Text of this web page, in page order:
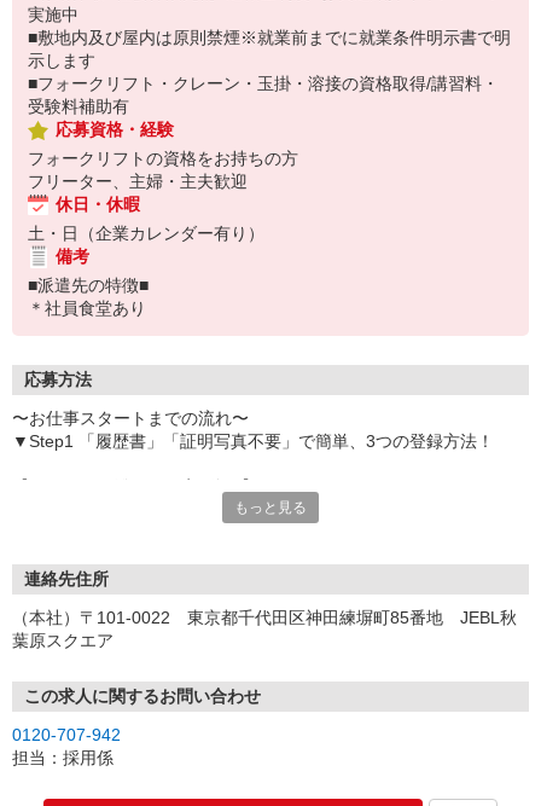
実施中
■敷地内及び屋内は原則禁煙※就業前までに就業条件明示書で明
示します
■フォークリフト・クレーン・玉掛・溶接の資格取得/講習料・
受験料補助有
応募資格・経験
フォークリフトの資格をお持ちの方
フリーター、主婦・主夫歓迎
休日・休暇
土・日（企業カレンダー有り）
備考
■派遣先の特徴■
＊社員食堂あり
応募方法
〜お仕事スタートまでの流れ〜
▼Step1 「履歴書」「証明写真不要」で簡単、3つの登録方法！
いつでも好きな時間に登録OK
受付時間/平日9:00〜19:00
【来場登録（目安1時間30分）】
▼Step2 全国にあるお仕事の中から、あなたにピッタリのお仕事を
ご案内
▼Step3 就業前に職場見学で気になる事はしっかりチェック！
もっと見る
連絡先住所
（本社）〒101-0022 東京都千代田区神田練塀町85番地 JEBL秋
葉原スクエア
この求人に関するお問い合わせ
0120-707-942
担当：採用係